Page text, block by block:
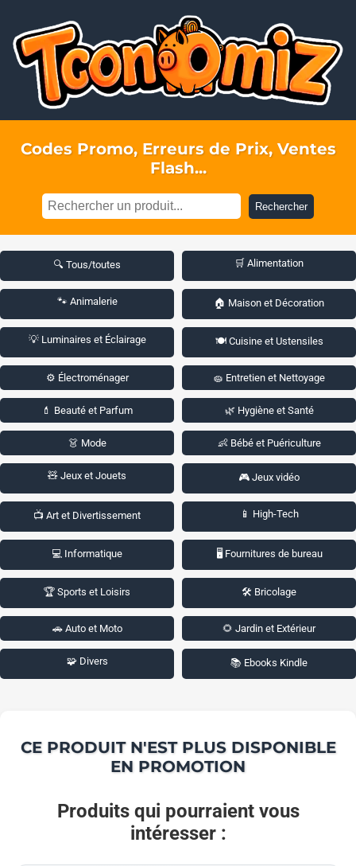
Codes Promo, Erreurs de Prix, Ventes
Flash...
Rechercher
🔍 Tous/toutes 🛒 Alimentation
🐾 Animalerie 🏠 Maison et Décoration
💡 Luminaires et Éclairage 🍽️ Cuisine et Ustensiles
⚙️ Électroménager 🧽 Entretien et Nettoyage
💄 Beauté et Parfum 🌿 Hygiène et Santé
👗 Mode 👶 Bébé et Puériculture
🧸 Jeux et Jouets 🎮 Jeux vidéo
📺 Art et Divertissement 📱 High-Tech
💻 Informatique 🖥️ Fournitures de bureau
🏆 Sports et Loisirs 🛠️ Bricolage
🚗 Auto et Moto 🌻 Jardin et Extérieur
🧩 Divers 📚 Ebooks Kindle
CE PRODUIT N'EST PLUS DISPONIBLE
EN PROMOTION
Produits qui pourraient vous
intéresser :